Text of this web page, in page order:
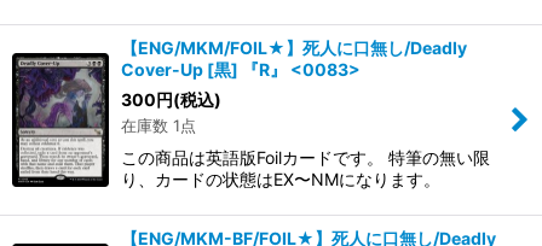
【ENG/MKM/FOIL★】死人に口無し/Deadly
Cover-Up [黒] 『R』 <0083>
300円(税込)
在庫数 1点
この商品は英語版Foilカードです。 特筆の無い限
り、カードの状態はEX〜NMになります。
【ENG/MKM-BF/FOIL★】死人に口無し/Deadly